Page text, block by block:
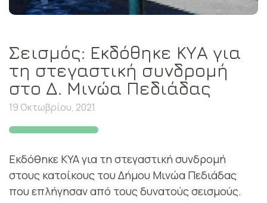
Σεισμός: Εκδόθηκε ΚΥΑ για
τη στεγαστική συνδρομή
στο Δ. Μινώα Πεδιάδας
19 Οκτωβρίου, 2021
Εκδόθηκε ΚΥΑ για τη στεγαστική συνδρομή
στους κατοίκους του Δήμου Μινώα Πεδιάδας
που επλήγησαν από τους δυνατούς σεισμούς.